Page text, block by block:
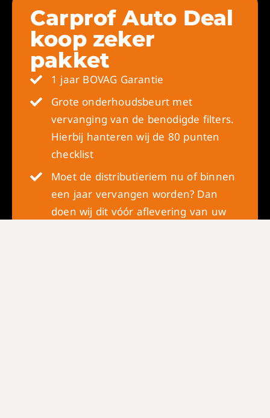
Carprof Auto Deal
koop zeker
pakket
1 jaar BOVAG Garantie
Grote onderhoudsbeurt met
vervanging van de benodigde filters.
Hierbij hanteren wij de 80 punten
checklist
Moet de distributieriem nu of binnen
een jaar vervangen worden? Dan
doen wij dit vóór aflevering van uw